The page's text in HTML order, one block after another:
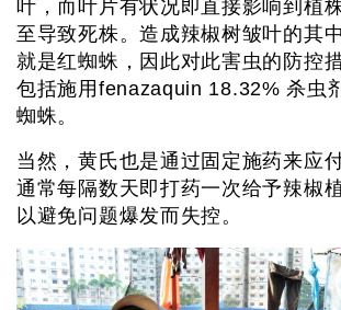
叶，而叶片有状况即直接影响到植
至导致死株。造成辣椒树皱叶的其
就是红蜘蛛，因此对此害虫的防控
包括施用fenazaquin 18.32% 杀虫
蜘蛛。
当然，黄氏也是通过固定施药来应
通常每隔数天即打药一次给予辣椒
以避免问题爆发而失控。